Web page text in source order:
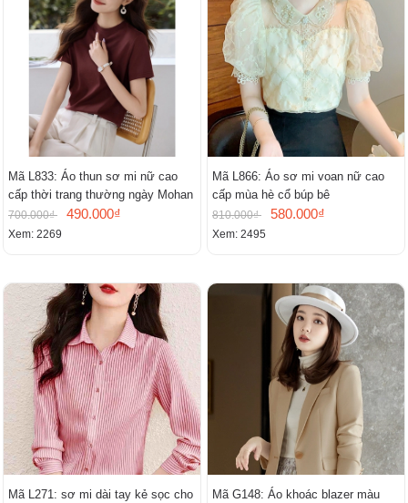
Mã L833: Áo thun sơ mi nữ cao
cấp thời trang thường ngày Mohan
700.000₫ 490.000₫
Xem: 2269
Mã L866: Áo sơ mi voan nữ cao
cấp mùa hè cổ búp bê
810.000₫ 580.000₫
Xem: 2495
Mã L271: sơ mi dài tay kẻ sọc cho
Mã G148: Áo khoác blazer màu